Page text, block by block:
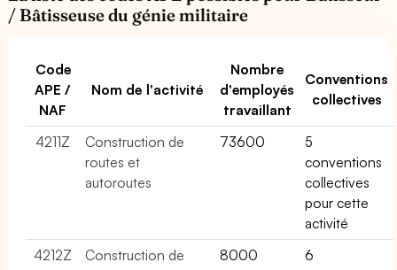
/ Bâtisseuse du génie militaire
Code
APE /
NAF
Nom de l'activité
Nombre
d'employés
travaillant
Conventions
collectives
4211Z
Construction de
routes et
autoroutes
73600
5
conventions
collectives
pour cette
activité
4212Z
Construction de
8000
6